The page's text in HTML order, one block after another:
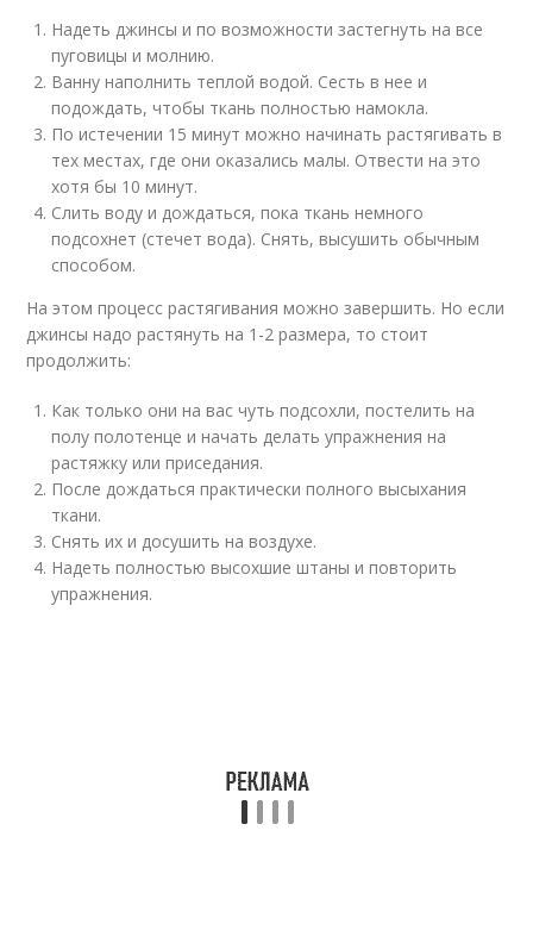
Надеть джинсы и по возможности застегнуть на все
пуговицы и молнию.
Ванну наполнить теплой водой. Сесть в нее и
подождать, чтобы ткань полностью намокла.
По истечении 15 минут можно начинать растягивать в
тех местах, где они оказались малы. Отвести на это
хотя бы 10 минут.
Слить воду и дождаться, пока ткань немного
подсохнет (стечет вода). Снять, высушить обычным
способом.
На этом процесс растягивания можно завершить. Но если
джинсы надо растянуть на 1-2 размера, то стоит
продолжить:
Как только они на вас чуть подсохли, постелить на
полу полотенце и начать делать упражнения на
растяжку или приседания.
После дождаться практически полного высыхания
ткани.
Снять их и досушить на воздухе.
Надеть полностью высохшие штаны и повторить
упражнения.